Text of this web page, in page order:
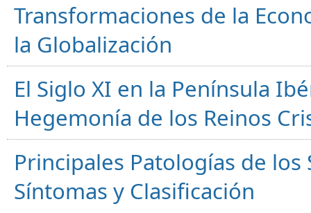
Transformaciones de la
la Globalización
El Siglo XI en la Península
Hegemonía de los Reinos
Principales Patologías de
Síntomas y Clasificación